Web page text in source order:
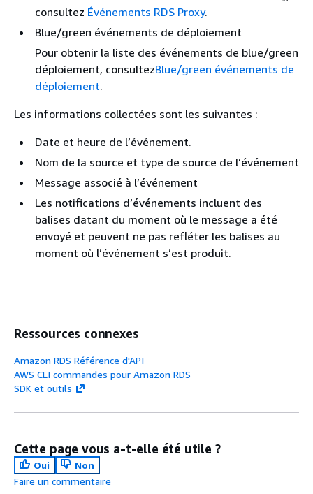
consultez Événements RDS Proxy.
Blue/green événements de déploiement
Pour obtenir la liste des événements de blue/green
déploiement, consultezBlue/green événements de
déploiement.
Les informations collectées sont les suivantes :
Date et heure de l’événement.
Nom de la source et type de source de l’événement
Message associé à l’événement
Les notifications d’événements incluent des
balises datant du moment où le message a été
envoyé et peuvent ne pas refléter les balises au
moment où l’événement s’est produit.
Ressources connexes
Amazon RDS Référence d'API
AWS CLI commandes pour Amazon RDS
SDK et outils
Cette page vous a-t-elle été utile ?
Oui
Non
Faire un commentaire